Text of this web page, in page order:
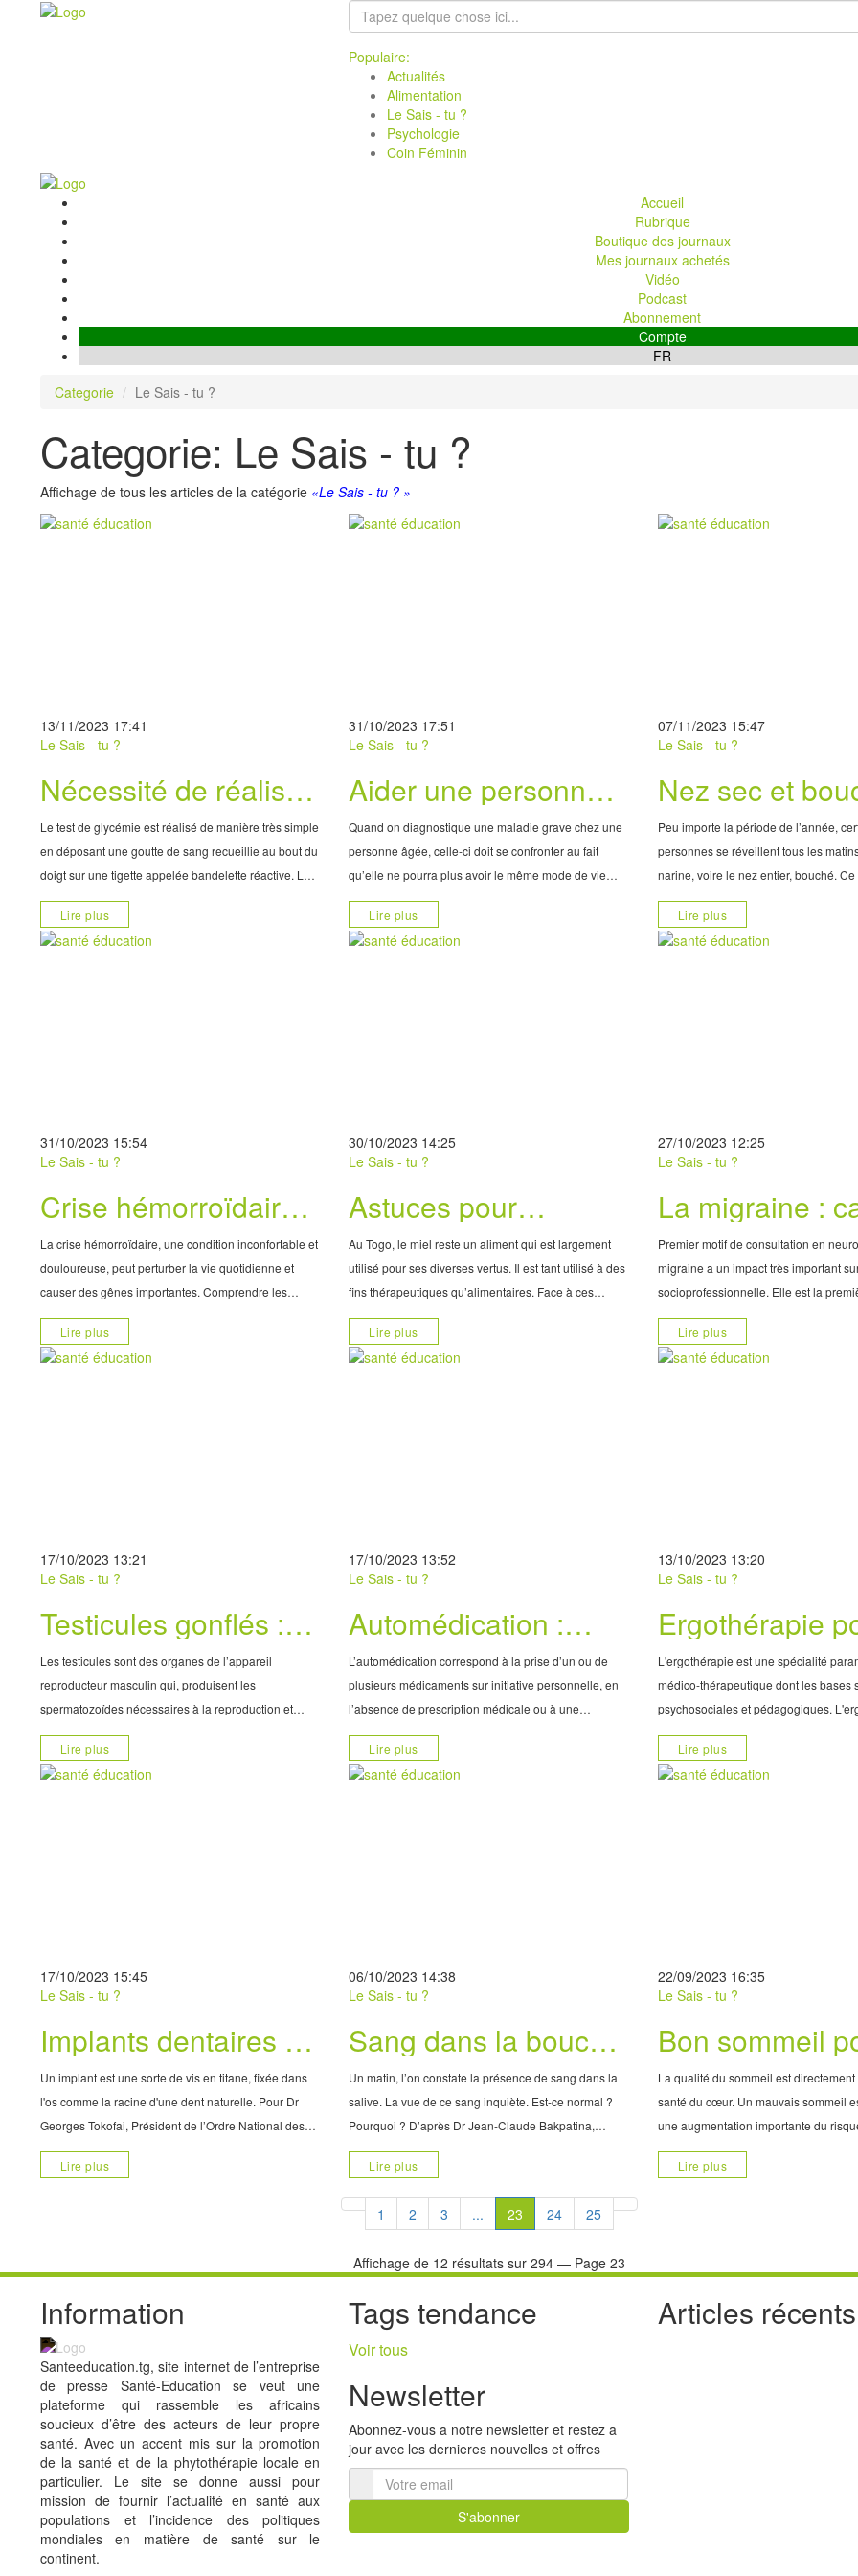
Populaire:
Actualités
Alimentation
Le Sais - tu ?
Psychologie
Coin Féminin
Accueil
Rubrique
Boutique des journaux
Mes journaux achetés
Vidéo
Podcast
Abonnement
Compte
FR
Categorie
Le Sais - tu ?
Categorie: Le Sais - tu ?
Affichage de tous les articles de la catégorie «Le Sais - tu ? »
13/11/2023 17:41
Le Sais - tu ?
Nécessité de réaliser
le test de glycémie
Le test de glycémie est réalisé de manière très simple
en déposant une goutte de sang recueillie au bout du
doigt sur une tigette appelée bandelette réactive. Le
résultat est obtenu en quelques secondes et s’affiche
sur l’écran. Tandis que certaines
Lire plus
31/10/2023 17:51
Le Sais - tu ?
Aider une personne
âgée à supporter son
handicap
Quand on diagnostique une maladie grave chez une
personne âgée, celle-ci doit se confronter au fait
qu’elle ne pourra plus avoir le même mode de vie
qu’avant. Ce fait peut en effet être déstabilisant, non
seulement pour elle mais aussi pour son entou
Lire plus
07/11/2023 15:47
Le Sais - tu ?
Nez sec et
causes
Peu importe la période de l’année,
personnes se réveillent tous les
narine, voire le nez entier, bouché. Ce
désagréable qui pousse à dormir en
paquet de mouchoir est handicapant
qualité de v
Lire plus
31/10/2023 15:54
Le Sais - tu ?
Crise hémorroïdaire :
Conseils pour calmer
la douleur
La crise hémorroïdaire, une condition inconfortable et
douloureuse, peut perturber la vie quotidienne et
causer des gênes importantes. Comprendre les
causes, les symptômes et les moyens de
soulagement peut aider à traverser cette période
difficile et
Lire plus
30/10/2023 14:25
Le Sais - tu ?
Astuces pour
reconnaitre le miel
naturel du faux miel
Au Togo, le miel reste un aliment qui est largement
utilisé pour ses diverses vertus. Il est tant utilisé à des
fins thérapeutiques qu’alimentaires. Face à ces
diverses propriétés du miel, qui est alors à la fois un
aliment et un médicament très pris
Lire plus
27/10/2023 12:25
Le Sais - tu ?
La migraine :
et facteurs
déclencheurs
Premier motif de consultation en
migraine a un impact très important
socioprofessionnelle. Elle est la
d’absentéisme professionnelle.
Lire plus
17/10/2023 13:21
Le Sais - tu ?
Testicules gonflés :
consulter vite
Les testicules sont des organes de l’appareil
reproducteur masculin qui, produisent les
spermatozoïdes nécessaires à la reproduction et
fabriquent des hormones comme la testostérone.
Mais il peut arriver que ces organes se gonflent.
Qu’est-ce qui exp
Lire plus
17/10/2023 13:52
Le Sais - tu ?
Automédication :
danger pour la vie
L’automédication correspond à la prise d’un ou de
plusieurs médicaments sur initiative personnelle, en
l’absence de prescription médicale ou à une
modification apportée sciemment au protocole d’une
ordonnance. Au Togo, selon une étude réalisée en
200
Lire plus
13/10/2023 13:20
Le Sais - tu ?
Ergothérapie
handicap
psychomoteur
cognitif
L'ergothérapie est une spécialité
médico-thérapeutique dont les bases
psychosociales et pédagogiques.
est donc un professionnel de santé qui
les personnes en situation de
Lire plus
17/10/2023 15:45
Le Sais - tu ?
Implants dentaires :
reconstituer une dent
manquante
Un implant est une sorte de vis en titane, fixée dans
l'os comme la racine d'une dent naturelle. Pour Dr
Georges Tokofai, Président de l’Ordre National des
Chirurgiens-Dentistes du Togo (ONCDT), Directeur du
Centre Dentaire International de Lome (CDI
Lire plus
06/10/2023 14:38
Le Sais - tu ?
Sang dans la bouche
: causes possibles
Un matin, l’on constate la présence de sang dans la
salive. La vue de ce sang inquiète. Est-ce normal ?
Pourquoi ? D’après Dr Jean-Claude Bakpatina,
Médecin Généraliste à la clinique « Floréal » à Lomé,
médicaments, mauvaise hygiène dentaire, tumeur
Lire plus
22/09/2023 16:35
Le Sais - tu ?
Bon sommeil
cœur en forme
La qualité du sommeil est
santé du cœur. Un mauvais sommeil
une augmentation importante du
cardiaque. Cette dernière survient
parvient pas à pomper suffisamment
Lire plus
1 2 3 ... 23 24 25
Affichage de 12 résultats sur 294 — Page 23
Information
Santeeducation.tg, site internet de l’entreprise
de presse Santé-Education se veut une
plateforme qui rassemble les africains
soucieux d’être des acteurs de leur propre
santé. Avec un accent mis sur la promotion
de la santé et de la phytothérapie locale en
particulier. Le site se donne aussi pour
mission de fournir l’actualité en santé aux
populations et l’incidence des politiques
mondiales en matière de santé sur le
continent.
Tags tendance
Voir tous
Newsletter
Abonnez-vous a notre newsletter et restez a
jour avec les dernieres nouvelles et offres
S'abonner
Articles récents